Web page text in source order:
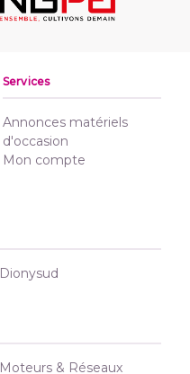
Services
Annonces matériels
d'occasion
Mon compte
Dionysud
Moteurs & Réseaux